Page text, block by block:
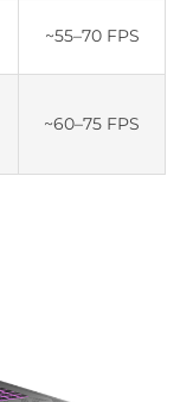
~55–70 FPS
~60–75 FPS